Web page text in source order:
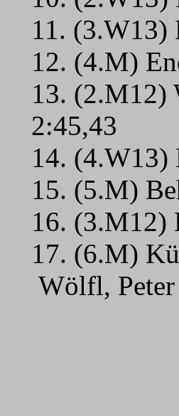
11. (3.W13)
12. (4.M)
13. (2.M12)
2:45,43
14. (4.W13)
15. (5.M)
16. (3.M12)
17. (6.M)
Wölfl,